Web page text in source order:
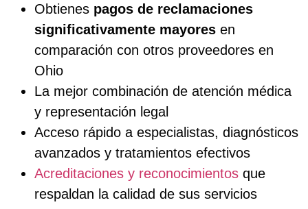
Obtienes pagos de reclamaciones
significativamente mayores en
comparación con otros proveedores en
Ohio
La mejor combinación de atención médica
y representación legal
Acceso rápido a especialistas, diagnósticos
avanzados y tratamientos efectivos
Acreditaciones y reconocimientos que
respaldan la calidad de sus servicios